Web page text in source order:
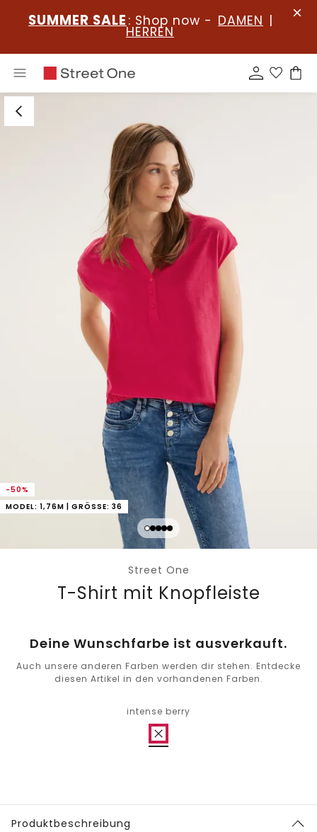
SUMMER SALE : Shop now - DAMEN |
HERREN
-50%
MODEL: 1,76M | GRÖSSE: 36
Street One
T-Shirt mit Knopfleiste
Deine Wunschfarbe ist ausverkauft.
Auch unsere anderen Farben werden dir stehen. Entdecke
diesen Artikel in den vorhandenen Farben.
intense berry
Produktbeschreibung